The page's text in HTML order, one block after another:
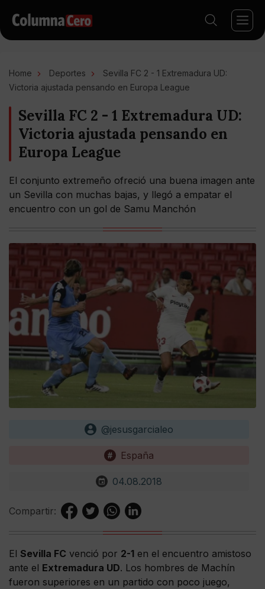
Home Deportes
Sevilla FC 2 - 1 Extremadura UD:
Victoria ajustada pensando en Europa League
Sevilla FC 2 - 1 Extremadura UD:
Victoria ajustada pensando en
Europa League
El conjunto extremeño ofreció una buena imagen ante
un Sevilla con muchas bajas, y llegó a empatar el
encuentro con un gol de Samu Manchón
@jesusgarcialeo
España
04.08.2018
Compartir:
El Sevilla FC venció por 2-1 en el encuentro amistoso
ante el Extremadura UD. Los hombres de Machín
fueron superiores en un partido con poco juego,